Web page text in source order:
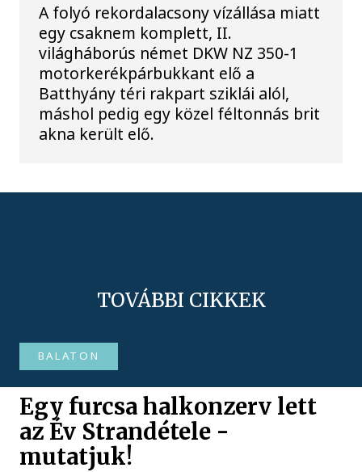
A folyó rekordalacsony vízállása miatt
egy csaknem komplett, II.
világháborús német DKW NZ 350-1
motorkerékpárbukkant elő a
Batthyány téri rakpart sziklái alól,
máshol pedig egy közel féltonnás brit
akna került elő.
TOVÁBBI CIKKEK
BALATON
Egy furcsa halkonzerv lett
az Év Strandétele -
mutatjuk!